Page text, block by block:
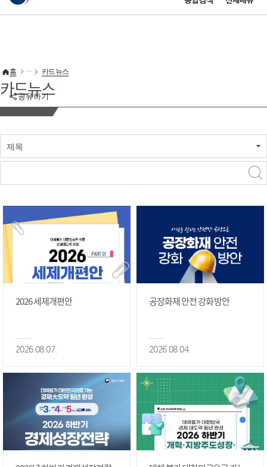
이 누리집은 대한민국 공식 전자정부 누리집입니다.
공유하기
홈 카드뉴스
카드뉴스
제목
2026 세제개편안
2026.08.07.
공장화재 안전 강화 방안
2026.08.04.